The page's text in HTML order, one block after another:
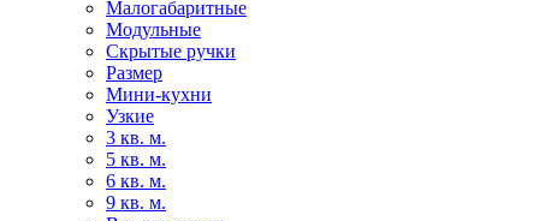
Малогабаритные
Модульные
Скрытые ручки
Размер
Мини-кухни
Узкие
3 кв. м.
5 кв. м.
6 кв. м.
9 кв. м.